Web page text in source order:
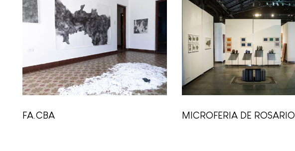
FA.CBA MICROFERIA DE ROSARIO